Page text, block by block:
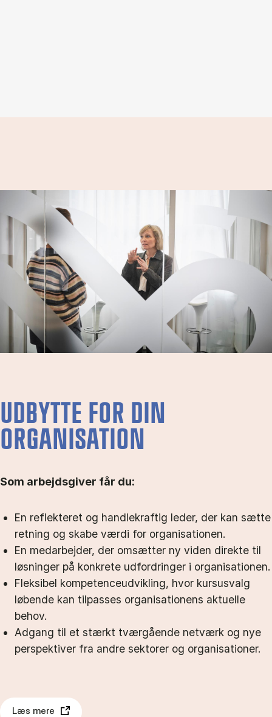
UDBYTTE FOR DIN
ORGANISATION
Som arbejdsgiver får du:
En reflekteret og handlekraftig leder, der kan sætte
retning og skabe værdi for organisationen.
En medarbejder, der omsætter ny viden direkte til
løsninger på konkrete udfordringer i organisationen.
Fleksibel kompetenceudvikling, hvor kursusvalg
løbende kan tilpasses organisationens aktuelle
behov.
Adgang til et stærkt tværgående netværk og nye
perspektiver fra andre sektorer og organisationer.
Læs mere